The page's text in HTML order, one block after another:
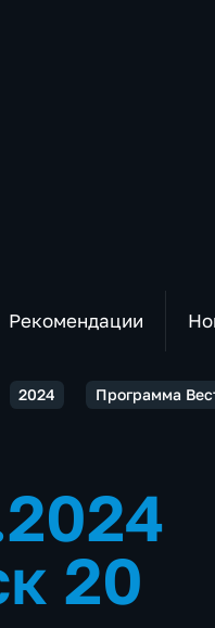
Рекомендации
2024 Программа
20